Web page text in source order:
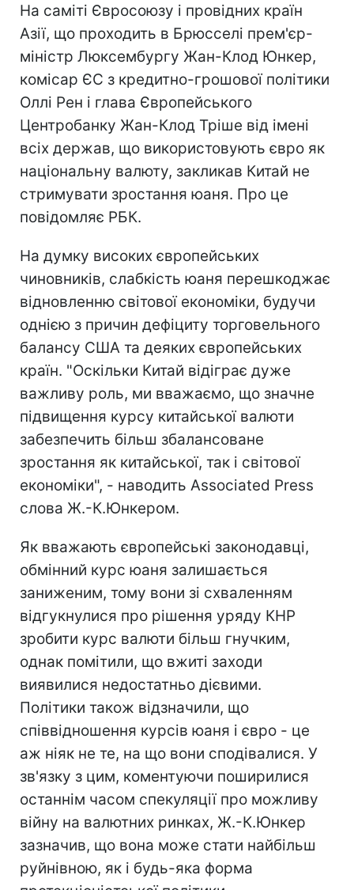
На саміті Євросоюзу і провідних країн
Азії, що проходить в Брюсселі прем'єр-
міністр Люксембургу Жан-Клод Юнкер,
комісар ЄС з кредитно-грошової політики
Оллі Рен і глава Європейського
Центробанку Жан-Клод Тріше від імені
всіх держав, що використовують євро як
національну валюту, закликав Китай не
стримувати зростання юаня. Про це
повідомляє РБК.
На думку високих європейських
чиновників, слабкість юаня перешкоджає
відновленню світової економіки, будучи
однією з причин дефіциту торговельного
балансу США та деяких європейських
країн. "Оскільки Китай відіграє дуже
важливу роль, ми вважаємо, що значне
підвищення курсу китайської валюти
забезпечить більш збалансоване
зростання як китайської, так і світової
економіки", - наводить Associated Press
слова Ж.-К.Юнкером.
Як вважають європейські законодавці,
обмінний курс юаня залишається
заниженим, тому вони зі схваленням
відгукнулися про рішення уряду КНР
зробити курс валюти більш гнучким,
однак помітили, що вжиті заходи
виявилися недостатньо дієвими.
Політики також відзначили, що
співвідношення курсів юаня і євро - це
аж ніяк не те, на що вони сподівалися. У
зв'язку з цим, коментуючи поширилися
останнім часом спекуляції про можливу
війну на валютних ринках, Ж.-К.Юнкер
зазначив, що вона може стати найбільш
руйнівною, як і будь-яка форма